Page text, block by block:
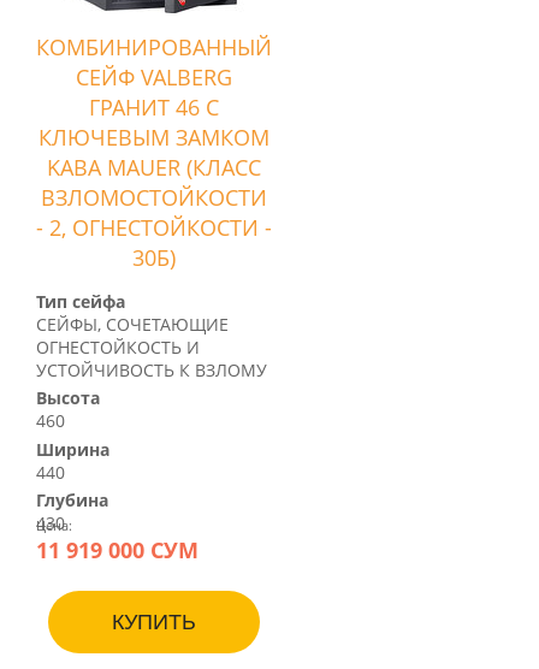
КОМБИНИРОВАННЫЙ
СЕЙФ VALBERG
ГРАНИТ 46 С
КЛЮЧЕВЫМ ЗАМКОМ
KABA MAUER (КЛАСС
ВЗЛОМОСТОЙКОСТИ
- 2, ОГНЕСТОЙКОСТИ -
30Б)
Тип сейфа
СЕЙФЫ, СОЧЕТАЮЩИЕ
ОГНЕСТОЙКОСТЬ И
УСТОЙЧИВОСТЬ К ВЗЛОМУ
Высота
460
Ширина
440
Глубина
430
Цена:
11 919 000 СУМ
КУПИТЬ